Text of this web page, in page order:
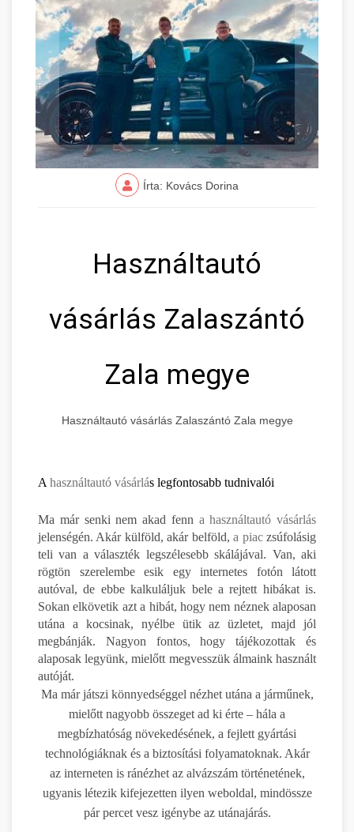
Írta: Kovács Dorina
Használtautó
vásárlás Zalaszántó
Zala megye
Használtautó vásárlás Zalaszántó Zala megye
A használtautó vásárlás legfontosabb tudnivalói
Ma már senki nem akad fenn a használtautó vásárlás
jelenségén. Akár külföld, akár belföld,a piaczsúfolásig
teli van a választék legszélesebb skálájával. Van, aki
rögtön szerelembe esik egy internetes fotón látott
autóval, de ebbe kalkuláljuk bele a rejtett hibákat is.
Sokan elkövetik azt a hibát, hogy nem néznek alaposan
utána a kocsinak, nyélbe ütik az üzletet, majd jól
megbánják. Nagyon fontos, hogy tájékozottak és
alaposak legyünk, mielőtt megvesszük álmaink használt
autóját.
Ma már játszi könnyedséggel nézhet utána a járműnek,
mielőtt nagyobb összeget ad ki érte – hála a
megbízhatóság növekedésének, a fejlett gyártási
technológiáknak és a biztosítási folyamatoknak. Akár
az interneten is ránézhet az alvázszám történetének,
ugyanis létezik kifejezetten ilyen weboldal, mindössze
pár percet vesz igénybe az utánajárás.